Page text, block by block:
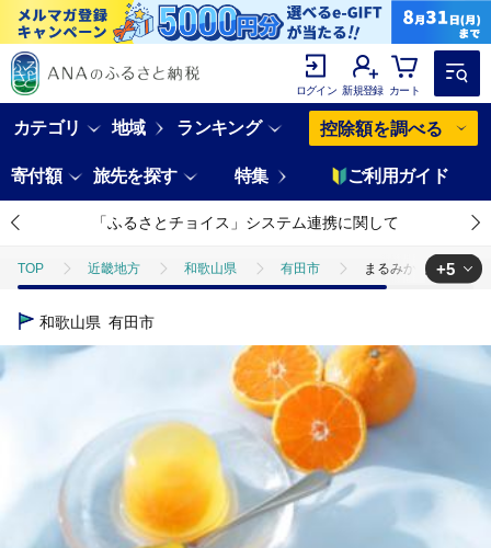
ログイン 新規登録 カート
カテゴリ 地域 ランキング 控除額を調べる
寄付額 旅先を探す 特集 ご利用ガイド
「ふるさとチョイス」システム連携に関して
TOP 近畿地方 和歌山県 有田市 まるみかんゼリー
TOP
フルーツ ほかのフルーツ まるみかんゼリー 12個入り
まるみかんゼリー 12個入り(A678-1)
パン・菓子類 洋菓子 ゼリー まるみかんゼリー
パン・菓子類 洋菓子 ほかの洋菓子 まるみかん
+5
和歌山県 有田市